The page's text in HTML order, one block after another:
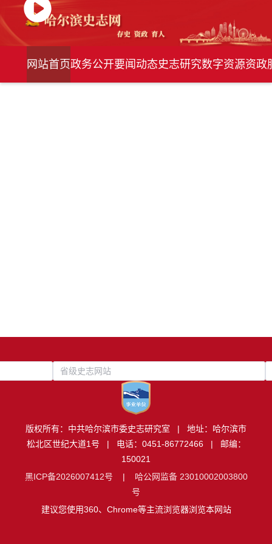
网站首页政务公开要闻动态史志研究数字资源资政
省级史志网站
版权所有：中共哈尔滨市委史志研究室 | 地址：哈尔滨市
松北区世纪大道1号 | 电话：0451-86772466 | 邮编：
150021
黑ICP备2026007412号 | 哈公网监备 23010002003800
号
建议您使用360、Chrome等主流浏览器浏览本网站